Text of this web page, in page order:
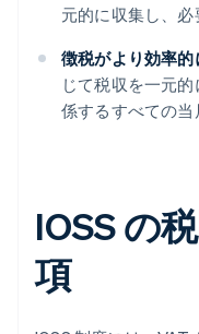
元的に収集し、必
徴税がより効率的
じて税収を一元
係するすべての当
IOSS の
項